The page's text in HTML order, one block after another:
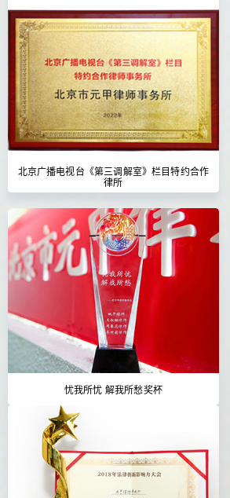
北京广播电视台《第三调解室》栏目特约合作
律所
忧我所忧 解我所愁奖杯